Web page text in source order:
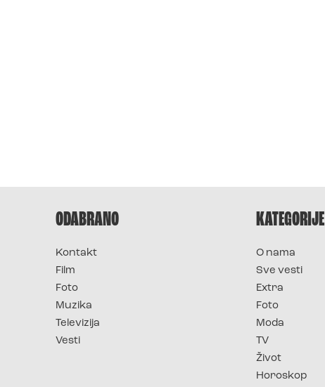
ODABRANO
Kontakt
Film
Foto
Muzika
Televizija
Vesti
KATEGORIJE
O nama
Sve vesti
Extra
Foto
Moda
TV
Život
Horoskop